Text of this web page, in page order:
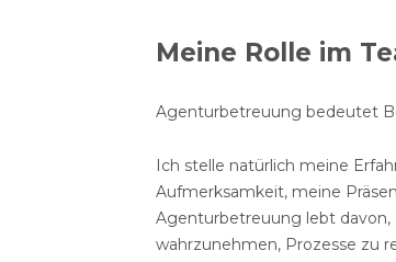
Meine Rolle im
Agenturbetreuung bedeutet
Ich stelle natürlich meine
Aufmerksamkeit, meine
Agenturbetreuung lebt davon,
wahrzunehmen, Prozesse zu